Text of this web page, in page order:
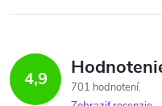
4,9
701 hodnotení